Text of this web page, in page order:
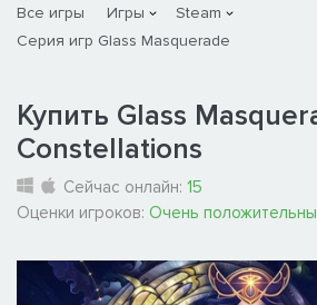
Все игры Игры
Steam
Серия игр Glass Masquerade
Купить Glass
Constellations
Сейчас онлайн: 15
Оценки игроков: Очень